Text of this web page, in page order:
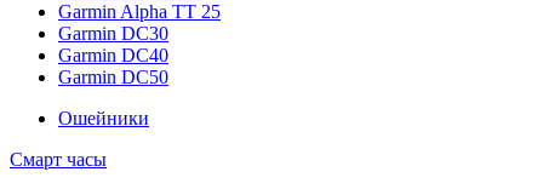
Garmin Alpha TT 25
Garmin DC30
Garmin DC40
Garmin DC50
Ошейники
Смарт часы